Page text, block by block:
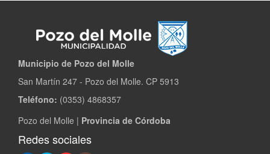
Municipio de Pozo del Molle​
San Martín 247 - Pozo del Molle. CP 5913
Teléfono: (0353) 4868357
Pozo del Molle | Provincia de Córdoba
Redes sociales